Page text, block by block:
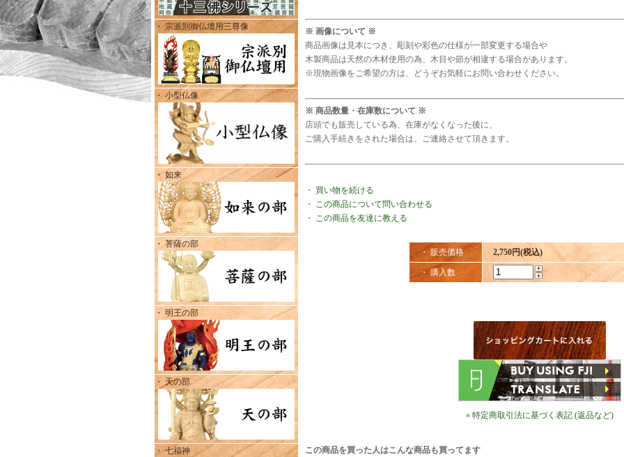
・ 宗派別御仏壇用三尊像
・ 小型仏像
・ 如来
・ 菩薩の部
・ 明王の部
・ 天の部
・ 七福神
※ 画像について ※
商品画像は見本につき、彫刻や彩色の仕様が一部変更する場合や
木製商品は天然の木材使用の為、木目や節が相違する場合があります。
※現物画像をご希望の方は、どうぞお気軽にお問い合わせください。
※ 商品数量・在庫数について ※
店頭でも販売している為、在庫がなくなった後に、
ご購入手続きをされた場合は、ご連絡させて頂きます。
・ 買い物を続ける
・ この商品について問い合わせる
・ この商品を友達に教える
・ 販売価格 2,750円(税込)
・ 購入数
» 特定商取引法に基づく表記 (返品など)
この商品を買った人はこんな商品も買ってます